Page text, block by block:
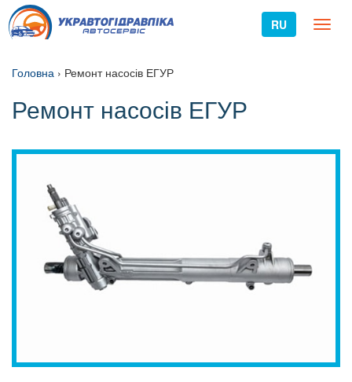
RU
Головна › Ремонт насосів ЕГУР
Ремонт насосів ЕГУР